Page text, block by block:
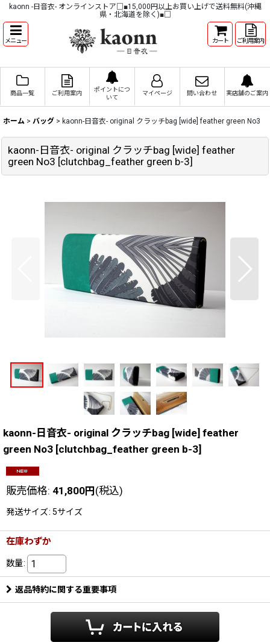
kaonn -日音衣- オンラインストア□■15,000円以上お買い上げで送料無料(沖縄
県・北海道を除く)■□
メニュー カート ご利用案内
商品一覧 ご利用案内
ポイントにつ
いて
マイページ 問い合わせ 実店舗のご案内
ホーム > バッグ > kaonn-日音衣- original クラッチbag [wide] feather green No3
kaonn-日音衣- original クラッチbag [wide] feather
green No3 [clutchbag_feather green b-3]
kaonn-日音衣- original クラッチbag [wide] feather
green No3 [clutchbag_feather green b-3]
販売価格: 41,800円(税込)
発送サイズ: 5サイズ
在庫わずか
数量:
返品特約に関する重要事項